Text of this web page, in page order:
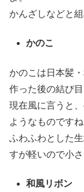
かんざしなどと
かのこ
かのこは日本髪
作った後の結び
現在風に言うと
ようなものですね
ふわふわとした
すが軽いので小
和風リボン